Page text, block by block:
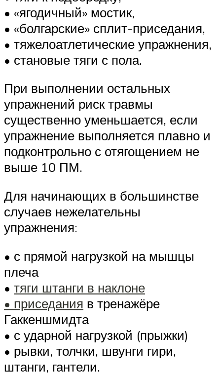
• «ягодичный» мостик,
• «болгарские» сплит-приседания,
• тяжелоатлетические упражнения,
• становые тяги с пола.
При выполнении остальных
упражнений риск травмы
существенно уменьшается, если
упражнение выполняется плавно и
подконтрольно с отягощением не
выше 10 ПМ.
Для начинающих в большинстве
случаев нежелательны
упражнения:
• с прямой нагрузкой на мышцы
плеча
• тяги штанги в наклоне
• приседания в тренажёре
Гаккеншмидта
• с ударной нагрузкой (прыжки)
• рывки, толчки, швунги гири,
штанги, гантели.